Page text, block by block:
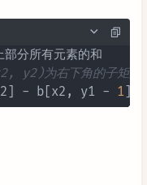
为右下角的子矩阵
- b[x2, y1 - 1